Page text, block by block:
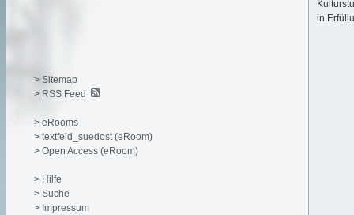
in
> Sitemap
> RSS Feed
> eRooms
> textfeld_suedost (eRoom)
> Open Access (eRoom)
> Hilfe
> Suche
> Impressum